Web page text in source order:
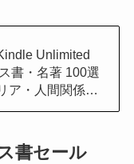
Unlimited
書・名著 100選
ア・人間関係…
書セール